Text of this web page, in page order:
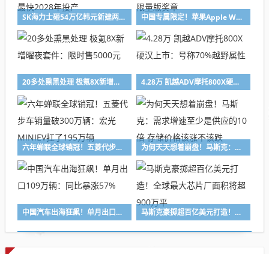
SK海力士砸54万亿韩元新建两座晶圆厂：扩容内存产能！最快2028年投产 中国专属限定！苹果Apple Watch今日可获“全民健身日”限量版奖章
20多处熏黑处理 极氪8X新增曜夜套件：限时售5000元 4.28万 凯越ADV摩托800X硬汉上市：号称70%越野属性
六年蝉联全球销冠！五菱代步车销量破300万辆：宏光MINIEV扛了195万辆 为何天天想着崩盘！马斯克：需求增速至少是供应的10倍 存储价格该涨不该跌
中国汽车出海狂飙！单月出口109万辆：同比暴涨57% 马斯克豪掷超百亿美元打造！全球最大芯片厂面积将超900万平